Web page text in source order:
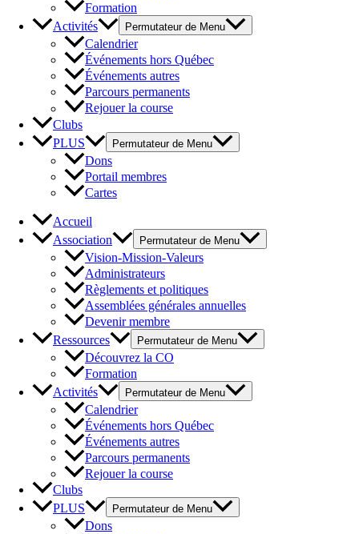
Formation
Activités
Permutateur de Menu
Calendrier
Événements hors Québec
Événements autres
Parcours permanents
Rejouer la course
Clubs
PLUS
Permutateur de Menu
Dons
Portail membres
Cartes
Accueil
Association
Permutateur de Menu
Vision-Mission-Valeurs
Administrateurs
Règlements et politiques
Assemblées générales annuelles
Devenir membre
Ressources
Permutateur de Menu
Découvrez la CO
Formation
Activités
Permutateur de Menu
Calendrier
Événements hors Québec
Événements autres
Parcours permanents
Rejouer la course
Clubs
PLUS
Permutateur de Menu
Dons